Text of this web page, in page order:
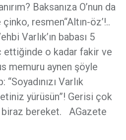
Baksanıza O’nun da
resmen“Altın-öz’!..
Varlık’ın babası 5
ettiğinde o kadar fakir ve
memuru aynen şöyle
Varlık
yürüsün”! Gerisi çok
biraz bereket. AGazete